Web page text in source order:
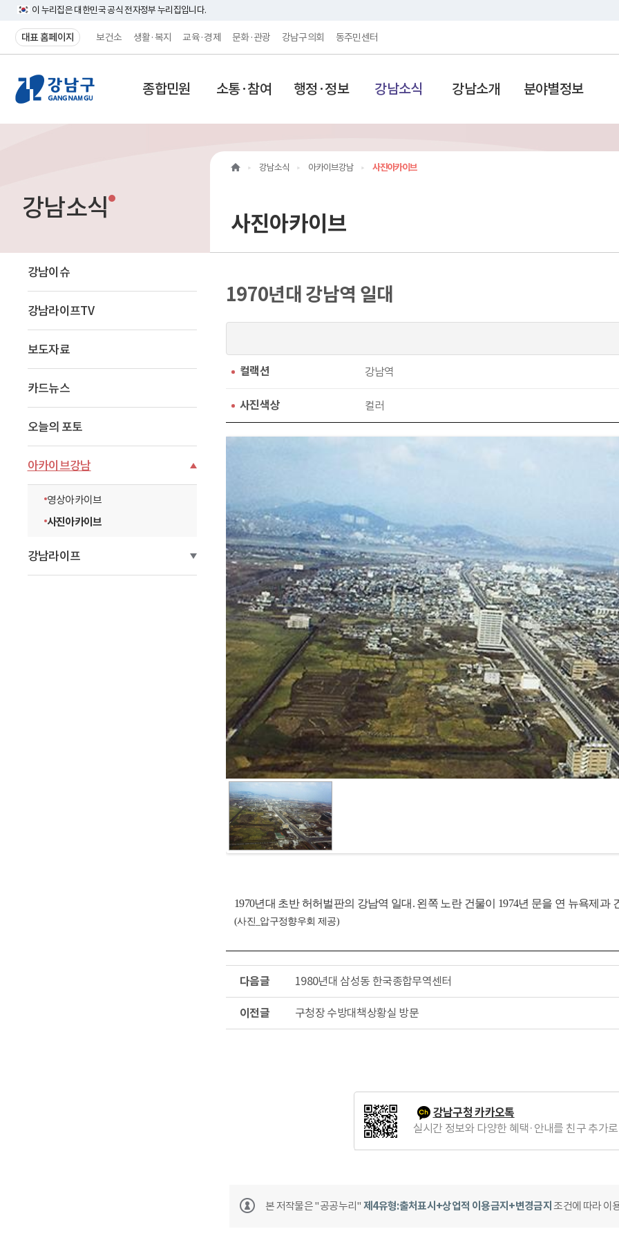
이 누리집은 대한민국 공식 전자정부 누리집입니다.
대표 홈페이지 보건소 생활·복지 교육·경제 문화·관광 강남구의회 동주민센터
강
남
페
이
지
메
인
이
동
종합민원 소통·참여 행정·정보 강남소식 강남소개 분야별정보
강남소식
강남이슈
강남라이프TV
보도자료
카드뉴스
오늘의 포토
아카이브강남
영상아카이브
사진아카이브
강남라이프
강남소식 아카이브강남 사진아카이브
사진아카이브
1970년대 강남역 일대
컬랙션 강남역
사진색상 컬러
이
전
사
진
보
기
다
음
사
진
보
기
이
진
보
기
다
진
보
기
1970년대 초반 허허벌판의 강남역 일대. 왼쪽 노란 건물이 1974년 문을 연 뉴욕제과
(사진_압구정향우회 제공)
글
1980년대 삼성동 한국종합무역센터
글
구청장 수방대책상황실 방문
강남구청 카카오톡
실시간 정보와 다양한 혜택·안내를 친구 추가
본 저작물은 "공공누리" 제4유형:출처표시+상업적 이용금지+변경금지조건에 따라 이